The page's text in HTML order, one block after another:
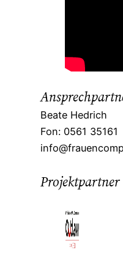
Beate Hedrich
Fon: 0561 35161
Projektpartner